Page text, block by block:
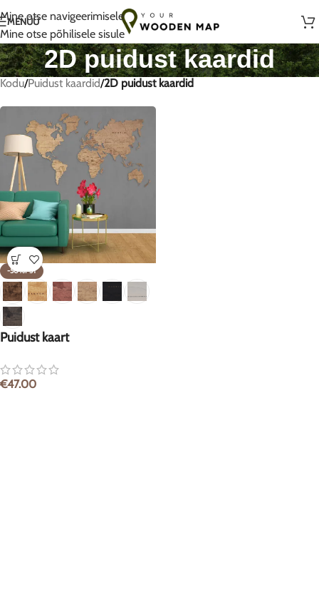
Mine otse navigeerimisele
Mine otse põhilisele sisule
Armastusega käsitsi valmistatud Leedus
MENÜÜ
2D puidust kaardid
Kodu/Puidust kaardid/2D puidust kaardid
-50%P5T
Puidust kaart
€47.00